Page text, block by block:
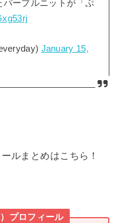
ープルニットが「ぷ
January 15,
ルまとめはこちら！
プロフィール